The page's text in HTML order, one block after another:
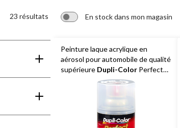
23 résultats En stock dans mon magasin
Peinture laque acrylique en
aérosol pour automobile de qualité
supérieure Dupli-Color Perfect
Match, couche de finition